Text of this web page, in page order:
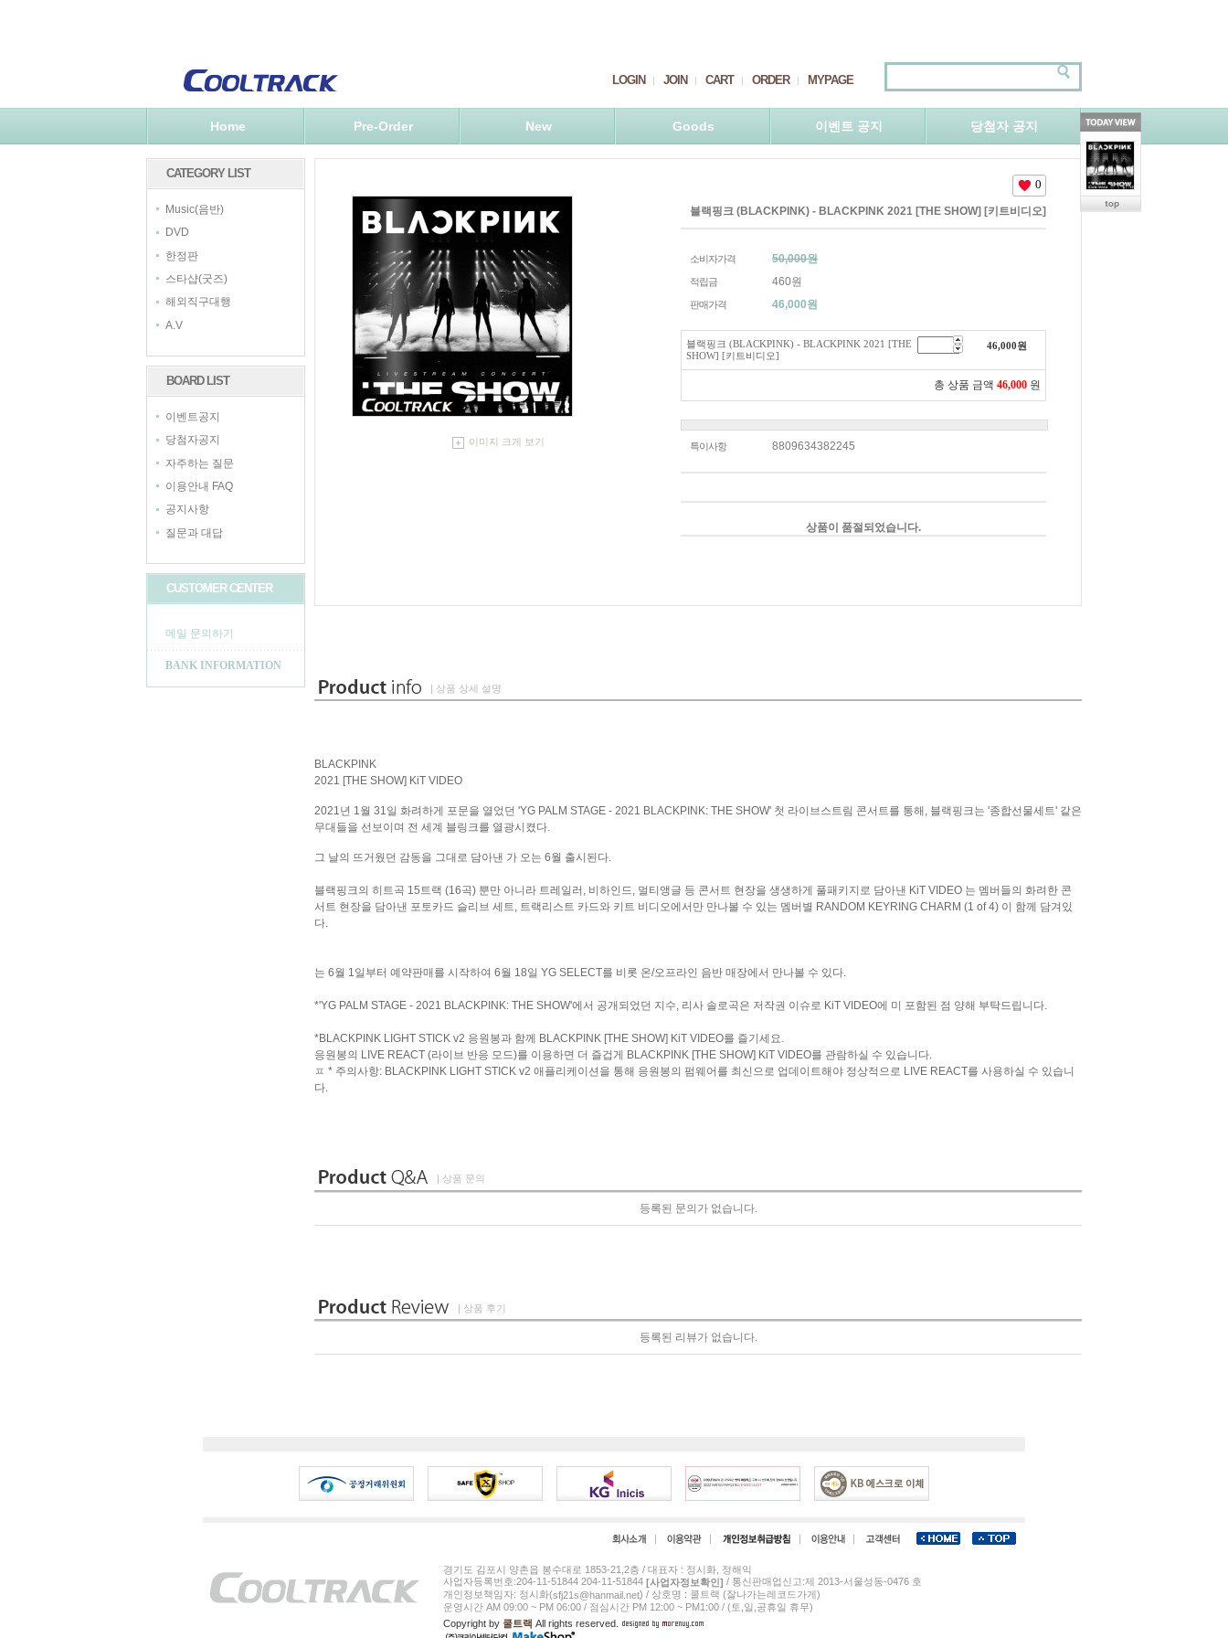
LOGIN JOIN CART ORDER MYPAGE
Home Pre-Order New Goods 이벤트 공지 당첨자 공지
CATEGORY LIST
Music(음반)
DVD
한정판
스타샵(굿즈)
해외직구대행
A.V
BOARD LIST
이벤트공지
당첨자공지
자주하는 질문
이용안내 FAQ
공지사항
질문과 대답
CUSTOMER CENTER
메일 문의하기
BANK INFORMATION
이미지 크게 보기
0
블랙핑크 (BLACKPINK) - BLACKPINK 2021 [THE SHOW] [키트비디오]
소비자가격 50,000원
적립금 460원
판매가격 46,000원
블랙핑크 (BLACKPINK) - BLACKPINK 2021 [THE
SHOW] [키트비디오]
46,000원
총 상품 금액 46,000 원
특이사항 8809634382245
상품이 품절되었습니다.
| 상품 상세 설명
BLACKPINK
2021 [THE SHOW] KiT VIDEO
2021년 1월 31일 화려하게 포문을 열었던 'YG PALM STAGE - 2021 BLACKPINK: THE SHOW' 첫 라이브스트림 콘서트를 통해, 블랙핑크는 '종합선물세트' 같은
무대들을 선보이며 전 세계 블링크를 열광시켰다.
그 날의 뜨거웠던 감동을 그대로 담아낸 가 오는 6월 출시된다.
블랙핑크의 히트곡 15트랙 (16곡) 뿐만 아니라 트레일러, 비하인드, 멀티앵글 등 콘서트 현장을 생생하게 풀패키지로 담아낸 KiT VIDEO 는 멤버들의 화려한 콘
서트 현장을 담아낸 포토카드 슬리브 세트, 트랙리스트 카드와 키트 비디오에서만 만나볼 수 있는 멤버별 RANDOM KEYRING CHARM (1 of 4) 이 함께 담겨있
다.
는 6월 1일부터 예약판매를 시작하여 6월 18일 YG SELECT를 비롯 온/오프라인 음반 매장에서 만나볼 수 있다.
*'YG PALM STAGE - 2021 BLACKPINK: THE SHOW'에서 공개되었던 지수, 리사 솔로곡은 저작권 이슈로 KiT VIDEO에 미 포함된 점 양해 부탁드립니다.
*BLACKPINK LIGHT STICK v2 응원봉과 함께 BLACKPINK [THE SHOW] KiT VIDEO를 즐기세요.
응원봉의 LIVE REACT (라이브 반응 모드)를 이용하면 더 즐겁게 BLACKPINK [THE SHOW] KiT VIDEO를 관람하실 수 있습니다.
ㅍ * 주의사항: BLACKPINK LIGHT STICK v2 애플리케이션을 통해 응원봉의 펌웨어를 최신으로 업데이트해야 정상적으로 LIVE REACT를 사용하실 수 있습니
다.
| 상품 문의
등록된 문의가 없습니다.
| 상품 후기
등록된 리뷰가 없습니다.
경기도 김포시 양촌읍 봉수대로 1853-21,2층 / 대표자 : 정시화, 정해익
사업자등록번호:204-11-51844 204-11-51844 [사업자정보확인] / 통신판매업신고:제 2013-서울성동-0476 호
개인정보책임자: 정시화(sfj21s@hanmail.net) / 상호명 : 쿨트랙 (잘나가는레코드가게)
운영시간 AM 09:00 ~ PM 06:00 / 점심시간 PM 12:00 ~ PM1:00 / (토,일,공휴일 휴무)
Copyright by 쿨트랙 All rights reserved.